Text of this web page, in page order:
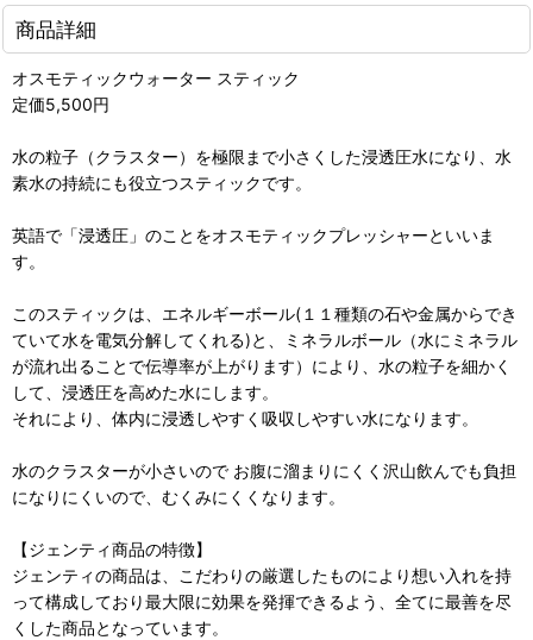
商品詳細
オスモティックウォーター スティック
定価5,500円
水の粒子（クラスター）を極限まで小さくした浸透圧水になり、水
素水の持続にも役立つスティックです。
英語で「浸透圧」のことをオスモティックプレッシャーといいま
す。
このスティックは、エネルギーボール(１１種類の石や金属からでき
ていて水を電気分解してくれる)と、ミネラルボール（水にミネラル
が流れ出ることで伝導率が上がります）により、水の粒子を細かく
して、浸透圧を高めた水にします。
それにより、体内に浸透しやすく吸収しやすい水になります。
水のクラスターが小さいので お腹に溜まりにくく沢山飲んでも負担
になりにくいので、むくみにくくなります。
【ジェンティ商品の特徴】
ジェンティの商品は、こだわりの厳選したものにより想い入れを持
って構成しており最大限に効果を発揮できるよう、全てに最善を尽
くした商品となっています。